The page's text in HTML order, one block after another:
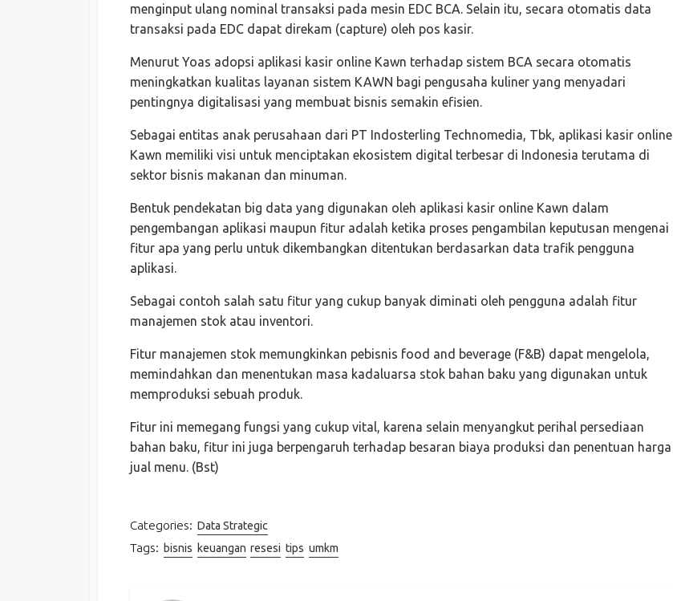
menginput ulang nominal transaksi pada mesin EDC BCA. Selain itu, secara otomatis data
transaksi pada EDC dapat direkam (capture) oleh pos kasir.
Menurut Yoas adopsi aplikasi kasir online Kawn terhadap sistem BCA secara otomatis
meningkatkan kualitas layanan sistem KAWN bagi pengusaha kuliner yang menyadari
pentingnya digitalisasi yang membuat bisnis semakin efisien.
Sebagai entitas anak perusahaan dari PT Indosterling Technomedia, Tbk, aplikasi kasir online
Kawn memiliki visi untuk menciptakan ekosistem digital terbesar di Indonesia terutama di
sektor bisnis makanan dan minuman.
Bentuk pendekatan big data yang digunakan oleh aplikasi kasir online Kawn dalam
pengembangan aplikasi maupun fitur adalah ketika proses pengambilan keputusan mengenai
fitur apa yang perlu untuk dikembangkan ditentukan berdasarkan data trafik pengguna
aplikasi.
Sebagai contoh salah satu fitur yang cukup banyak diminati oleh pengguna adalah fitur
manajemen stok atau inventori.
Fitur manajemen stok memungkinkan pebisnis food and beverage (F&B) dapat mengelola,
memindahkan dan menentukan masa kadaluarsa stok bahan baku yang digunakan untuk
memproduksi sebuah produk.
Fitur ini memegang fungsi yang cukup vital, karena selain menyangkut perihal persediaan
bahan baku, fitur ini juga berpengaruh terhadap besaran biaya produksi dan penentuan harga
jual menu. (Bst)
Categories: Data Strategic
Tags: bisnis keuangan resesi tips umkm